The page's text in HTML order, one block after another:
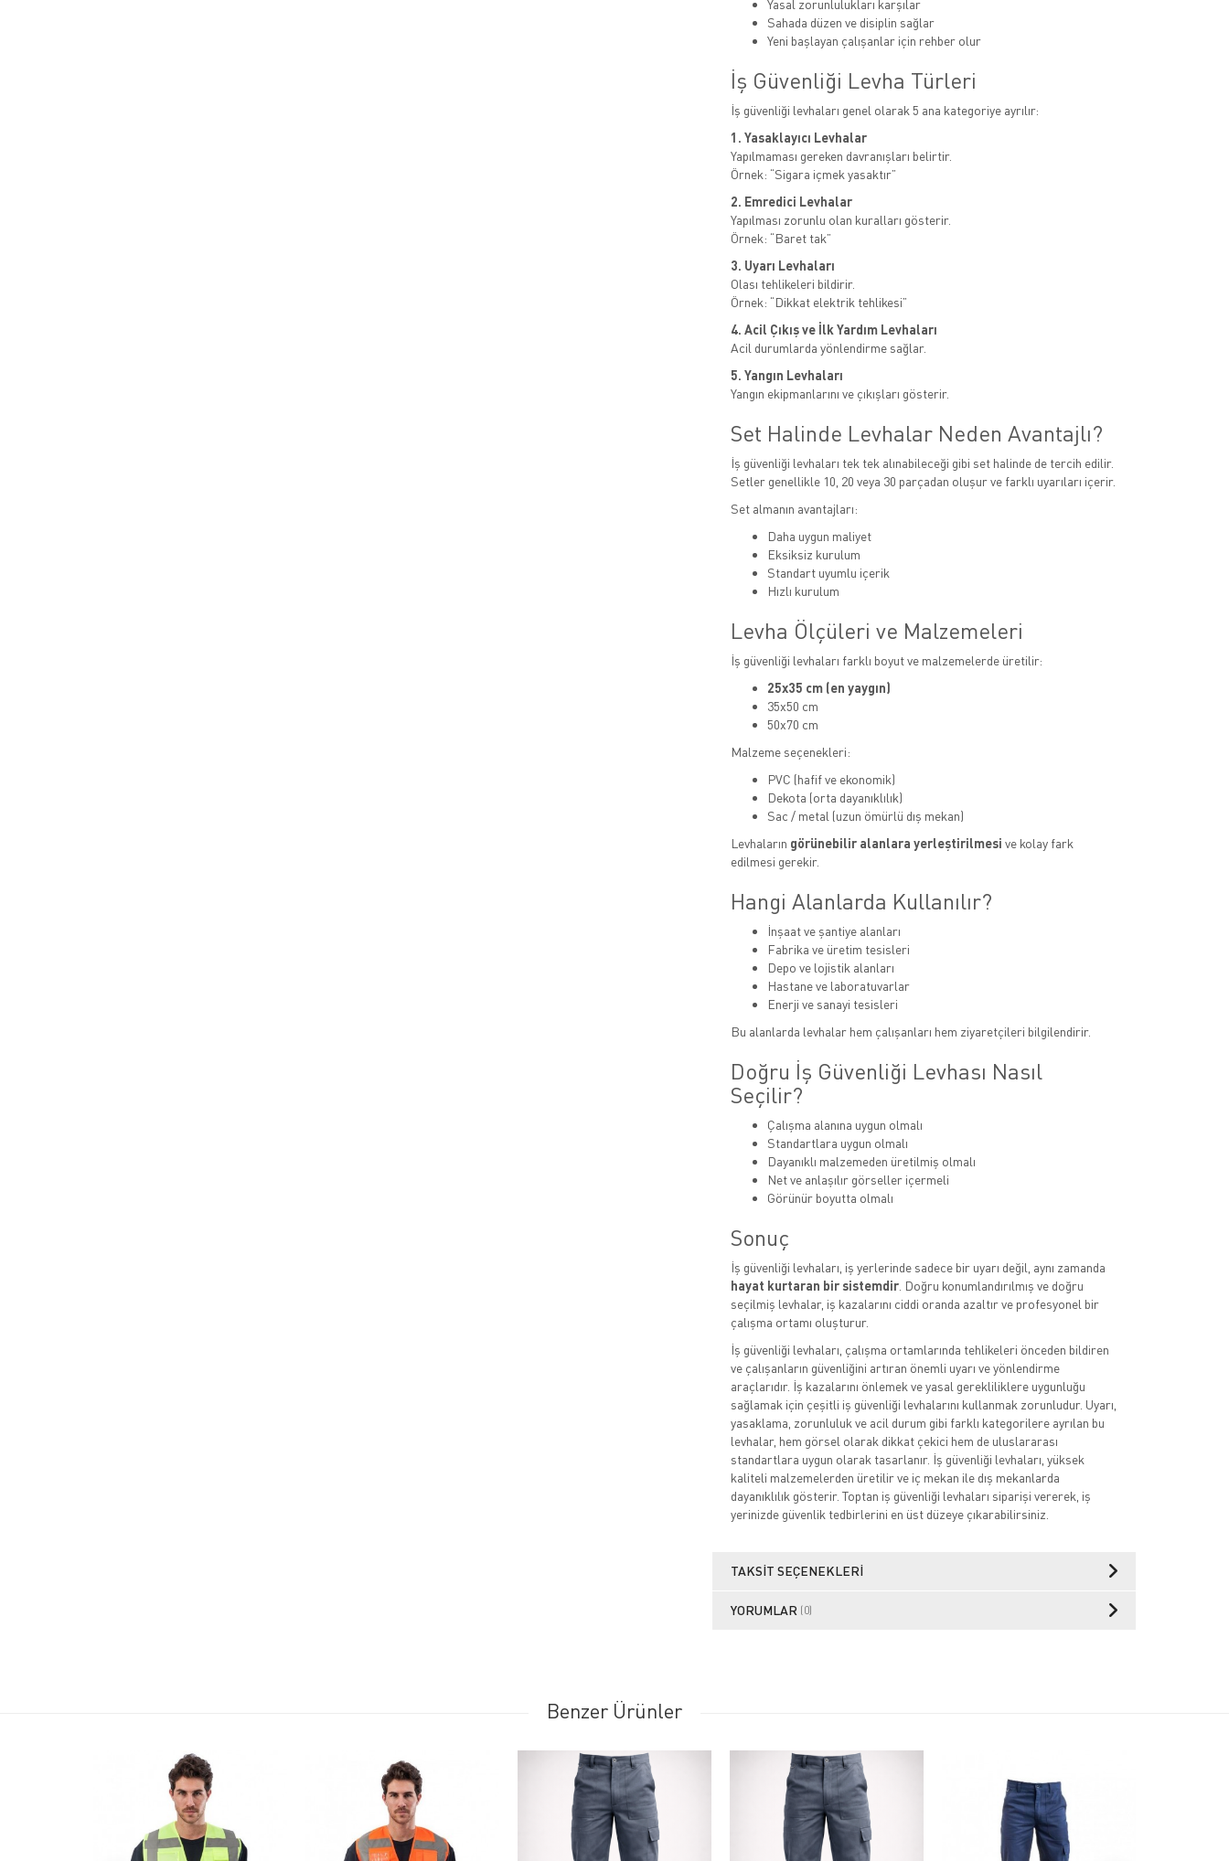
Yasal zorunlulukları karşılar
Sahada düzen ve disiplin sağlar
Yeni başlayan çalışanlar için rehber olur
İş Güvenliği Levha Türleri
İş güvenliği levhaları genel olarak 5 ana kategoriye ayrılır:
1. Yasaklayıcı Levhalar
Yapılmaması gereken davranışları belirtir.
Örnek: “Sigara içmek yasaktır”
2. Emredici Levhalar
Yapılması zorunlu olan kuralları gösterir.
Örnek: “Baret tak”
3. Uyarı Levhaları
Olası tehlikeleri bildirir.
Örnek: “Dikkat elektrik tehlikesi”
4. Acil Çıkış ve İlk Yardım Levhaları
Acil durumlarda yönlendirme sağlar.
5. Yangın Levhaları
Yangın ekipmanlarını ve çıkışları gösterir.
Set Halinde Levhalar Neden Avantajlı?
İş güvenliği levhaları tek tek alınabileceği gibi set halinde de tercih edilir.
Setler genellikle 10, 20 veya 30 parçadan oluşur ve farklı uyarıları içerir.
Set almanın avantajları:
Daha uygun maliyet
Eksiksiz kurulum
Standart uyumlu içerik
Hızlı kurulum
Levha Ölçüleri ve Malzemeleri
İş güvenliği levhaları farklı boyut ve malzemelerde üretilir:
25x35 cm (en yaygın)
35x50 cm
50x70 cm
Malzeme seçenekleri:
PVC (hafif ve ekonomik)
Dekota (orta dayanıklılık)
Sac / metal (uzun ömürlü dış mekan)
Levhaların görünebilir alanlara yerleştirilmesi ve kolay fark
edilmesi gerekir.
Hangi Alanlarda Kullanılır?
İnşaat ve şantiye alanları
Fabrika ve üretim tesisleri
Depo ve lojistik alanları
Hastane ve laboratuvarlar
Enerji ve sanayi tesisleri
Bu alanlarda levhalar hem çalışanları hem ziyaretçileri bilgilendirir.
Doğru İş Güvenliği Levhası Nasıl
Seçilir?
Çalışma alanına uygun olmalı
Standartlara uygun olmalı
Dayanıklı malzemeden üretilmiş olmalı
Net ve anlaşılır görseller içermeli
Görünür boyutta olmalı
Sonuç
İş güvenliği levhaları, iş yerlerinde sadece bir uyarı değil, aynı zamanda
hayat kurtaran bir sistemdir. Doğru konumlandırılmış ve doğru
seçilmiş levhalar, iş kazalarını ciddi oranda azaltır ve profesyonel bir
çalışma ortamı oluşturur.
İş güvenliği levhaları, çalışma ortamlarında tehlikeleri önceden bildiren
ve çalışanların güvenliğini artıran önemli uyarı ve yönlendirme
araçlarıdır. İş kazalarını önlemek ve yasal gerekliliklere uygunluğu
sağlamak için çeşitli iş güvenliği levhalarını kullanmak zorunludur. Uyarı,
yasaklama, zorunluluk ve acil durum gibi farklı kategorilere ayrılan bu
levhalar, hem görsel olarak dikkat çekici hem de uluslararası
standartlara uygun olarak tasarlanır. İş güvenliği levhaları, yüksek
kaliteli malzemelerden üretilir ve iç mekan ile dış mekanlarda
dayanıklılık gösterir. Toptan iş güvenliği levhaları siparişi vererek, iş
yerinizde güvenlik tedbirlerini en üst düzeye çıkarabilirsiniz.
TAKSIT SEÇENEKLERI
YORUMLAR (0)
Benzer Ürünler